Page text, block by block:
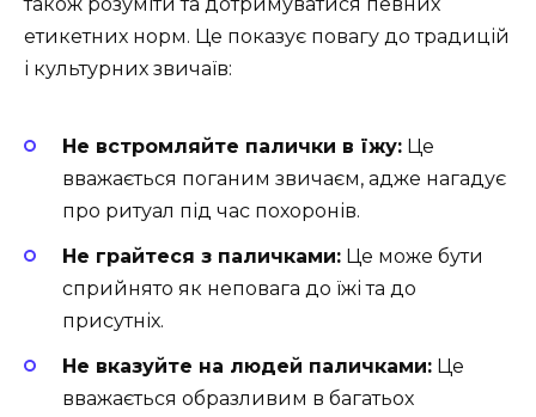
етикетних норм. Це показує повагу до традицій
і культурних звичаїв:
Не встромляйте палички в їжу: Це
вважається поганим звичаєм, адже нагадує
про ритуал під час похоронів.
Не грайтеся з паличками: Це може бути
сприйнято як неповага до їжі та до
присутніх.
Не вказуйте на людей паличками: Це
вважається образливим в багатьох